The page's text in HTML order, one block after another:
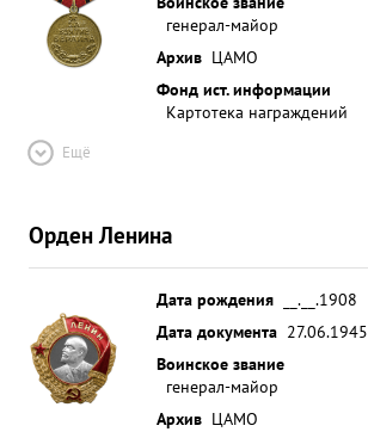
генерал-майор
Архив ЦАМО
Фонд ист. информации
Картотека награждений
Ещё
Орден Ленина
Дата рождения
__.__.1908
Дата документа 27.06.1945
Воинское звание
генерал-майор
Архив ЦАМО